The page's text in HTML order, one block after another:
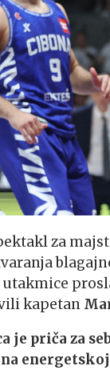
za
utakmice
kapetan
je priča za